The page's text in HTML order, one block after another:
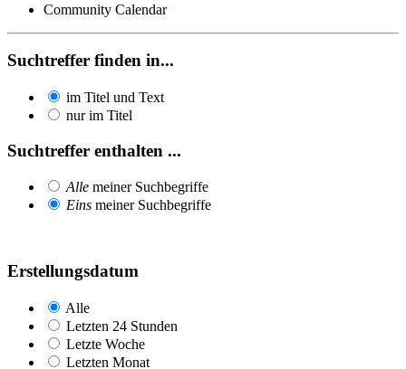
Community Calendar
Suchtreffer finden in...
im Titel und Text
nur im Titel
Suchtreffer enthalten ...
Alle meiner Suchbegriffe
Eins meiner Suchbegriffe
Erstellungsdatum
Alle
Letzten 24 Stunden
Letzte Woche
Letzten Monat